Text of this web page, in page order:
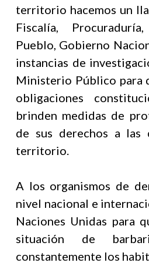
territorio hacemos un
Fiscalía,
Pueblo, Gobierno
instancias de
Ministerio Público para
obligaciones
brinden medidas de
de sus derechos a las
territorio.
A los organismos de
nivel nacional e
Naciones Unidas para
situación de
constantemente los